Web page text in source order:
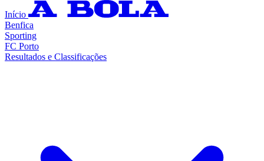
Início
Benfica
Sporting
FC Porto
Resultados e Classificações